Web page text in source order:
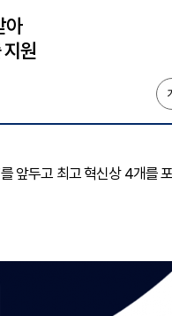
아
원
앞두고 최고 혁신상 4개를